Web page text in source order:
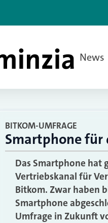
News
BITKOM-UMFRAGE
Smartphone für
Das Smartphone hat
Vertriebskanal für
Bitkom. Zwar haben
Smartphone
Umfrage in Zukunft